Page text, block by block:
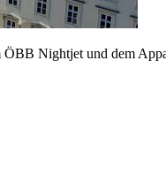
Nightjet und dem